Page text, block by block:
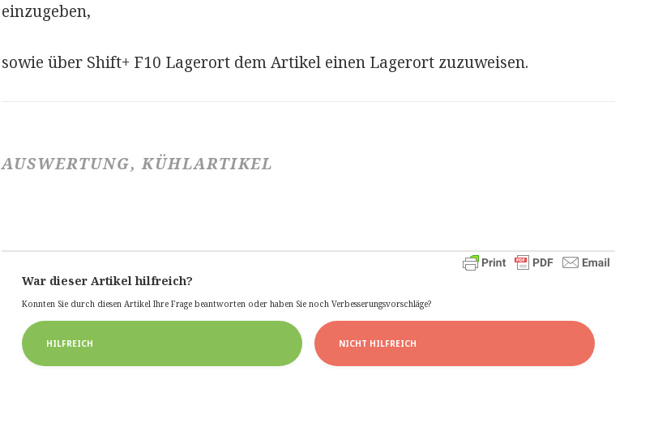
einzugeben,
sowie über Shift+ F10 Lagerort dem Artikel einen Lagerort zuzuweisen.
AUSWERTUNG, KÜHLARTIKEL
War dieser Artikel hilfreich?
Konnten Sie durch diesen Artikel Ihre Frage beantworten oder haben Sie noch Verbesserungsvorschläge?
HILFREICH NICHT HILFREICH